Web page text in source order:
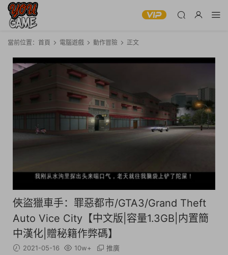
當前位置： 首頁 電腦遊戲 動作冒險 正文
俠盜獵車手：罪惡都市/GTA3/Grand Theft
Auto Vice City【中文版|容量1.3GB|内置簡
中漢化|贈秘籍作弊碼】
2021-05-16 10w+ 推廣